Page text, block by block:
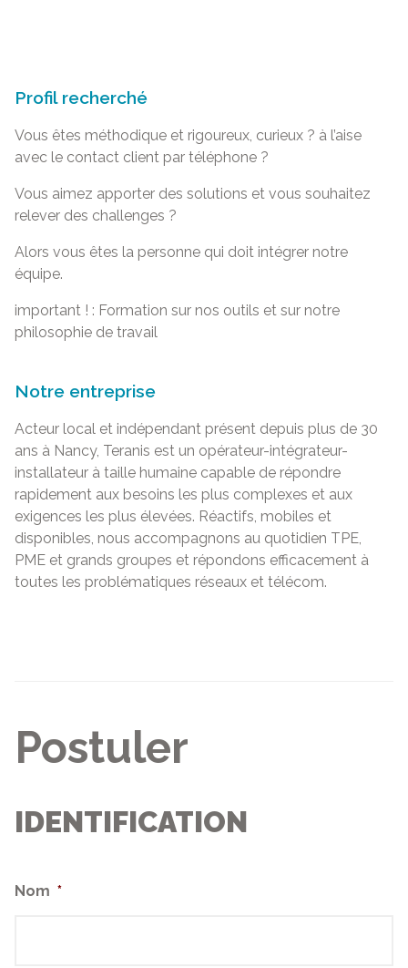
Profil recherché
Vous êtes méthodique et rigoureux, curieux ? à l’aise
avec le contact client par téléphone ?
Vous aimez apporter des solutions et vous souhaitez
relever des challenges ?
Alors vous êtes la personne qui doit intégrer notre
équipe.
important ! : Formation sur nos outils et sur notre
philosophie de travail
Notre entreprise
Acteur local et indépendant présent depuis plus de 30
ans à Nancy, Teranis est un opérateur-intégrateur-
installateur à taille humaine capable de répondre
rapidement aux besoins les plus complexes et aux
exigences les plus élevées. Réactifs, mobiles et
disponibles, nous accompagnons au quotidien TPE,
PME et grands groupes et répondons efficacement à
toutes les problématiques réseaux et télécom.
Postuler
IDENTIFICATION
Nom *